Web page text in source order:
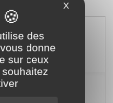
des
donne
sur ceux
X Masquer